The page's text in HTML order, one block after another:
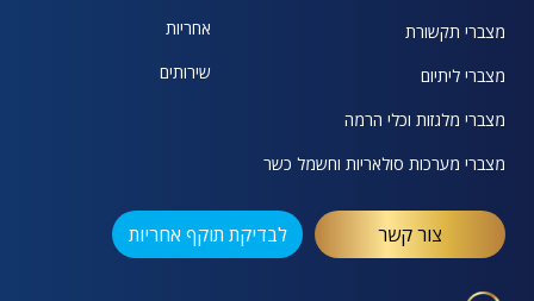
מצברי תקשורת
מצברי ליתיום
מצברי מלגזות וכלי הרמה
מצברי מערכות סולאריות וחשמל כשר
אחריות
שירותים
צור קשר לבדיקת תוקף אחריות